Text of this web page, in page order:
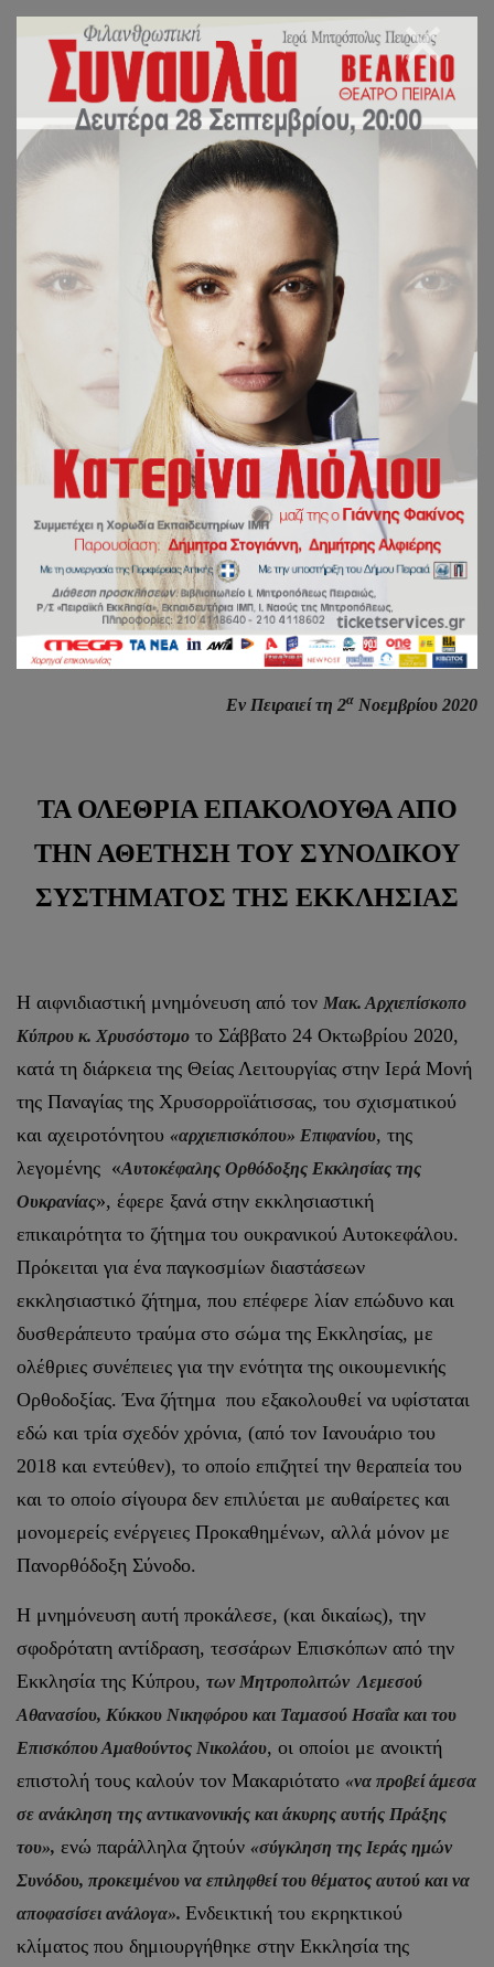
ΤΑ ΟΛΕΘΡΙΑ
ΕΠΑΚΟΛΟΥΘΑ ΑΠΟ
ΤΗΝ ΑΘΕΤΗΣΗ ΤΟΥ
ΣΥΝΟΔΙΚΟΥ
ΣΥΣΤΗΜΑΤΟΣ ΤΗΣ
ΕΚΚΛΗΣΙΑΣ.
ΙΕΡΑ ΜΗΤΡΟΠΟΛΙΣ ΠΕΙΡΑΙΩΣ
ΓΡΑΦΕΙΟ ΕΠΙ ΤΩΝ ΑΙΡΕΣΕΩΝ ΚΑΙ ΤΩΝ
ΠΑΡΑΘΡΗΣΚΕΙΩΝ
Εν Πειραιεί τη 2α Νοεμβρίου 2020
ΤΑ ΟΛΕΘΡΙΑ ΕΠΑΚΟΛΟΥΘΑ ΑΠΟ
ΤΗΝ ΑΘΕΤΗΣΗ ΤΟΥ ΣΥΝΟΔΙΚΟΥ
ΣΥΣΤΗΜΑΤΟΣ ΤΗΣ ΕΚΚΛΗΣΙΑΣ
Η αιφνιδιαστική μνημόνευση από τον Μακ. Αρχιεπίσκοπο
Κύπρου κ. Χρυσόστομο το Σάββατο 24 Οκτωβρίου 2020,
κατά τη διάρκεια της Θείας Λειτουργίας στην Ιερά Μονή
της Παναγίας της Χρυσορροϊάτισσας, του σχισματικού
και αχειροτόνητου «αρχιεπισκόπου» Επιφανίου, της
λεγομένης «Αυτοκέφαλης Ορθόδοξης Εκκλησίας της
Ουκρανίας», έφερε ξανά στην εκκλησιαστική
επικαιρότητα το ζήτημα του ουκρανικού Αυτοκεφάλου.
Πρόκειται για ένα παγκοσμίων διαστάσεων
εκκλησιαστικό ζήτημα, που επέφερε λίαν επώδυνο και
δυσθεράπευτο τραύμα στο σώμα της Εκκλησίας, με
ολέθριες συνέπειες για την ενότητα της οικουμενικής
Ορθοδοξίας. Ένα ζήτημα που εξακολουθεί να υφίσταται
εδώ και τρία σχεδόν χρόνια, (από τον Ιανουάριο του
2018 και εντεύθεν), το οποίο επιζητεί την θεραπεία του
και το οποίο σίγουρα δεν επιλύεται με αυθαίρετες και
μονομερείς ενέργειες Προκαθημένων, αλλά μόνον με
Πανορθόδοξη Σύνοδο.
Η μνημόνευση αυτή προκάλεσε, (και δικαίως), την
σφοδρότατη αντίδραση, τεσσάρων Επισκόπων από την
Εκκλησία της Κύπρου, των Μητροπολιτών Λεμεσού
Αθανασίου, Κύκκου Νικηφόρου και Ταμασού Ησαΐα και του
Επισκόπου Αμαθούντος Νικολάου, οι οποίοι με ανοικτή
επιστολή τους καλούν τον Μακαριότατο «να προβεί άμεσα
σε ανάκληση της αντικανονικής και άκυρης αυτής Πράξης
του», ενώ παράλληλα ζητούν «σύγκληση της Ιεράς ημών
Συνόδου, προκειμένου να επιληφθεί του θέματος αυτού και να
αποφασίσει ανάλογα». Ενδεικτική του εκρηκτικού
κλίματος που δημιουργήθηκε στην Εκκλησία της